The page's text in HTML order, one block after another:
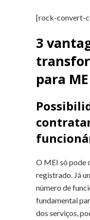
[rock-convert-
3
para ME
O MEI só pode
registrado. Já
número de
fundamental
dos serviços,